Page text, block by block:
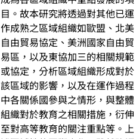
目。故本研究將透過對其他已運
作成熟之區域組織如歐盟、北美
自由貿易協定、美洲國家自由貿
易區，以及東協加三的相關規範
或協定，分析區域組織形成對於
該區域的影響，以及在運作過程
中各關係國參與之情形，與整體
組織對於教育之相關措施，衍伸
至對高等教育的關注重點等。上